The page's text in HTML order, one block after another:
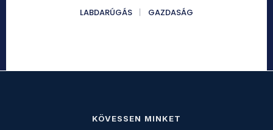
LABDARÚGÁS
GAZDASÁG
KÖVESSEN MINKET